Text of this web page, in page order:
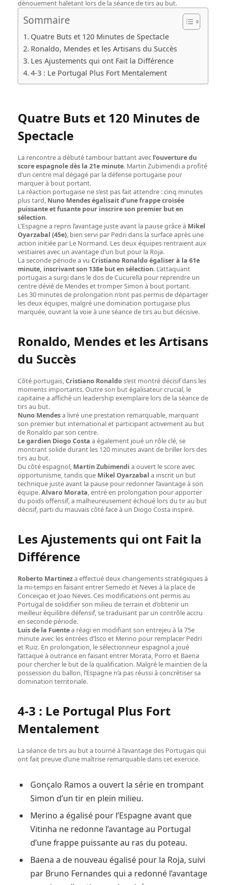
dénouement haletant lors de la séance de tirs au but.
Sommaire
Quatre Buts et 120 Minutes de Spectacle
Ronaldo, Mendes et les Artisans du Succès
Les Ajustements qui ont Fait la Différence
4-3 : Le Portugal Plus Fort Mentalement
Quatre Buts et 120 Minutes de
Spectacle
La rencontre a débuté tambour battant avec l’ouverture du
score espagnole dès la 21e minute. Martin Zubimendi a profité
d’un centre mal dégagé par la défense portugaise pour
marquer à bout portant.
La réaction portugaise ne s’est pas fait attendre : cinq minutes
plus tard, Nuno Mendes égalisait d’une frappe croisée
puissante et fusante pour inscrire son premier but en
sélection.
L’Espagne a repris l’avantage juste avant la pause grâce à Mikel
Oyarzabal (45e), bien servi par Pedri dans la surface après une
action initiée par Le Normand. Les deux équipes rentraient aux
vestiaires avec un avantage d’un but pour la Roja.
La seconde période a vu Cristiano Ronaldo égaliser à la 61e
minute, inscrivant son 138e but en sélection. L’attaquant
portugais a surgi dans le dos de Cucurella pour reprendre un
centre dévié de Mendes et tromper Simon à bout portant.
Les 30 minutes de prolongation n’ont pas permis de départager
les deux équipes, malgré une domination portugaise plus
marquée, ouvrant la voie à une séance de tirs au but décisive.
Ronaldo, Mendes et les Artisans
du Succès
Côté portugais,Cristiano Ronaldos’est montré décisif dans les
moments importants. Outre son but égalisateur crucial, le
capitaine a affiché un leadership exemplaire lors de la séance de
tirs au but.
Nuno Mendesa livré une prestation remarquable, marquant
son premier but international et participant activement au but
de Ronaldo par son centre.
Le gardien Diogo Costa a également joué un rôle clé, se
montrant solide durant les 120 minutes avant de briller lors des
tirs au but.
Du côté espagnol, Martin Zubimendi a ouvert le score avec
opportunisme, tandis que Mikel Oyarzabal a inscrit un but
technique juste avant la pause pour redonner l’avantage à son
équipe.Alvaro Morata, entré en prolongation pour apporter
du poids offensif, a malheureusement échoué lors du tir au but
décisif, parti du mauvais côté face à un Diogo Costa inspiré.
Les Ajustements qui ont Fait la
Différence
Roberto Martineza effectué deux changements stratégiques à
la mi-temps en faisant entrer Semedo et Neves à la place de
Conceiçao et Joao Neves. Ces modifications ont permis au
Portugal de solidifier son milieu de terrain et d’obtenir un
meilleur équilibre défensif, se traduisant par un contrôle accru
en seconde période.
Luis de la Fuentea réagi en modifiant son entrejeu à la 75e
minute avec les entrées d’Isco et Merino pour remplacer Pedri
et Ruiz. En prolongation, le sélectionneur espagnol a joué
l’attaque à outrance en faisant entrer Morata, Porro et Baena
pour chercher le but de la qualification. Malgré le maintien de la
possession du ballon, l’Espagne n’a pas réussi à concrétiser sa
domination territoriale.
4-3 : Le Portugal Plus Fort
Mentalement
La séance de tirs au but a tourné à l’avantage des Portugais qui
ont fait preuve d’une maîtrise remarquable dans cet exercice.
Gonçalo Ramos a ouvert la série en trompant
Simon d’un tir en plein milieu.
Merino a égalisé pour l’Espagne avant que
Vitinha ne redonne l’avantage au Portugal
d’une frappe puissante au ras du poteau.
Baena a de nouveau égalisé pour la Roja, suivi
par Bruno Fernandes qui a redonné l’avantage